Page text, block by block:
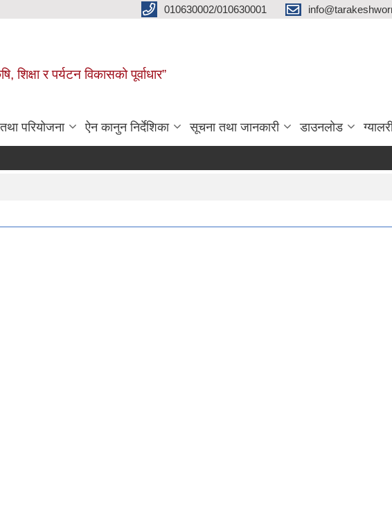
010630002/010630001
र पर्यटन विकासको पूर्वाधार”
परियोजना ऐन कानुन निर्देशिका सूचना तथा जानकारी डाउनलोड